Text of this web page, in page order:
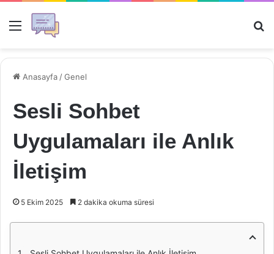
Menü
Anasayfa /Genel
Sesli Sohbet
Uygulamaları ile Anlık
İletişim
5 Ekim 2025 2 dakika okuma süresi